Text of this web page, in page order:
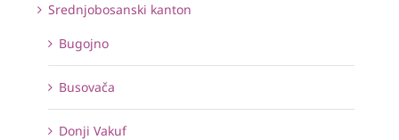
Srednjobosanski kanton
Bugojno
Busovača
Donji Vakuf